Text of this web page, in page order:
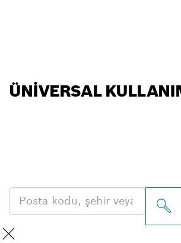
ÜNIVERSAL